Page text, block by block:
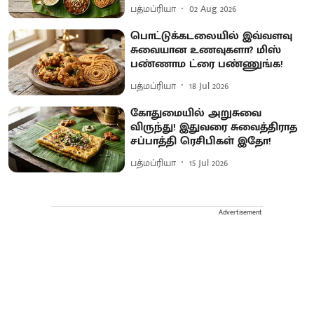
பத்மப்ரியா 02 Aug 2026
பொட்டுக்கடலையில் இவ்வளவு
சுவையான உணவுகளா? மிஸ்
பண்ணாம ட்ரை பண்ணுங்க!
பத்மப்ரியா 18 Jul 2026
கோதுமையில் அறுசுவை
விருந்து! இதுவரை சுவைத்திராத
சப்பாத்தி ரெசிபிகள் இதோ!
பத்மப்ரியா 15 Jul 2026
Advertisement